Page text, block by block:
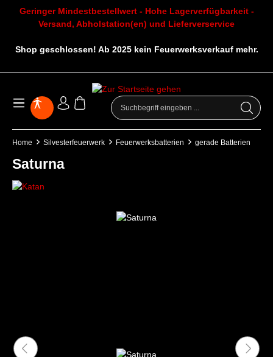
Geringer Mindestbestellwert - Hohe Lagerverfügbarkeit -
Versand, Abholstation(en) und Lieferverservice
Shop geschlossen! Ab 2025 kein Feuerwerksverkauf mehr.
Home Silvesterfeuerwerk Feuerwerksbatterien gerade Batterien
Saturna